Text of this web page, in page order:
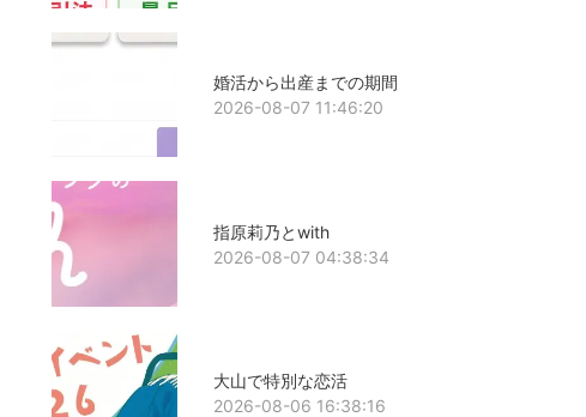
婚活から出産までの期間
2026-08-07 11:46:20
指原莉乃とwith
2026-08-07 04:38:34
大山で特別な恋活
2026-08-06 16:38:16